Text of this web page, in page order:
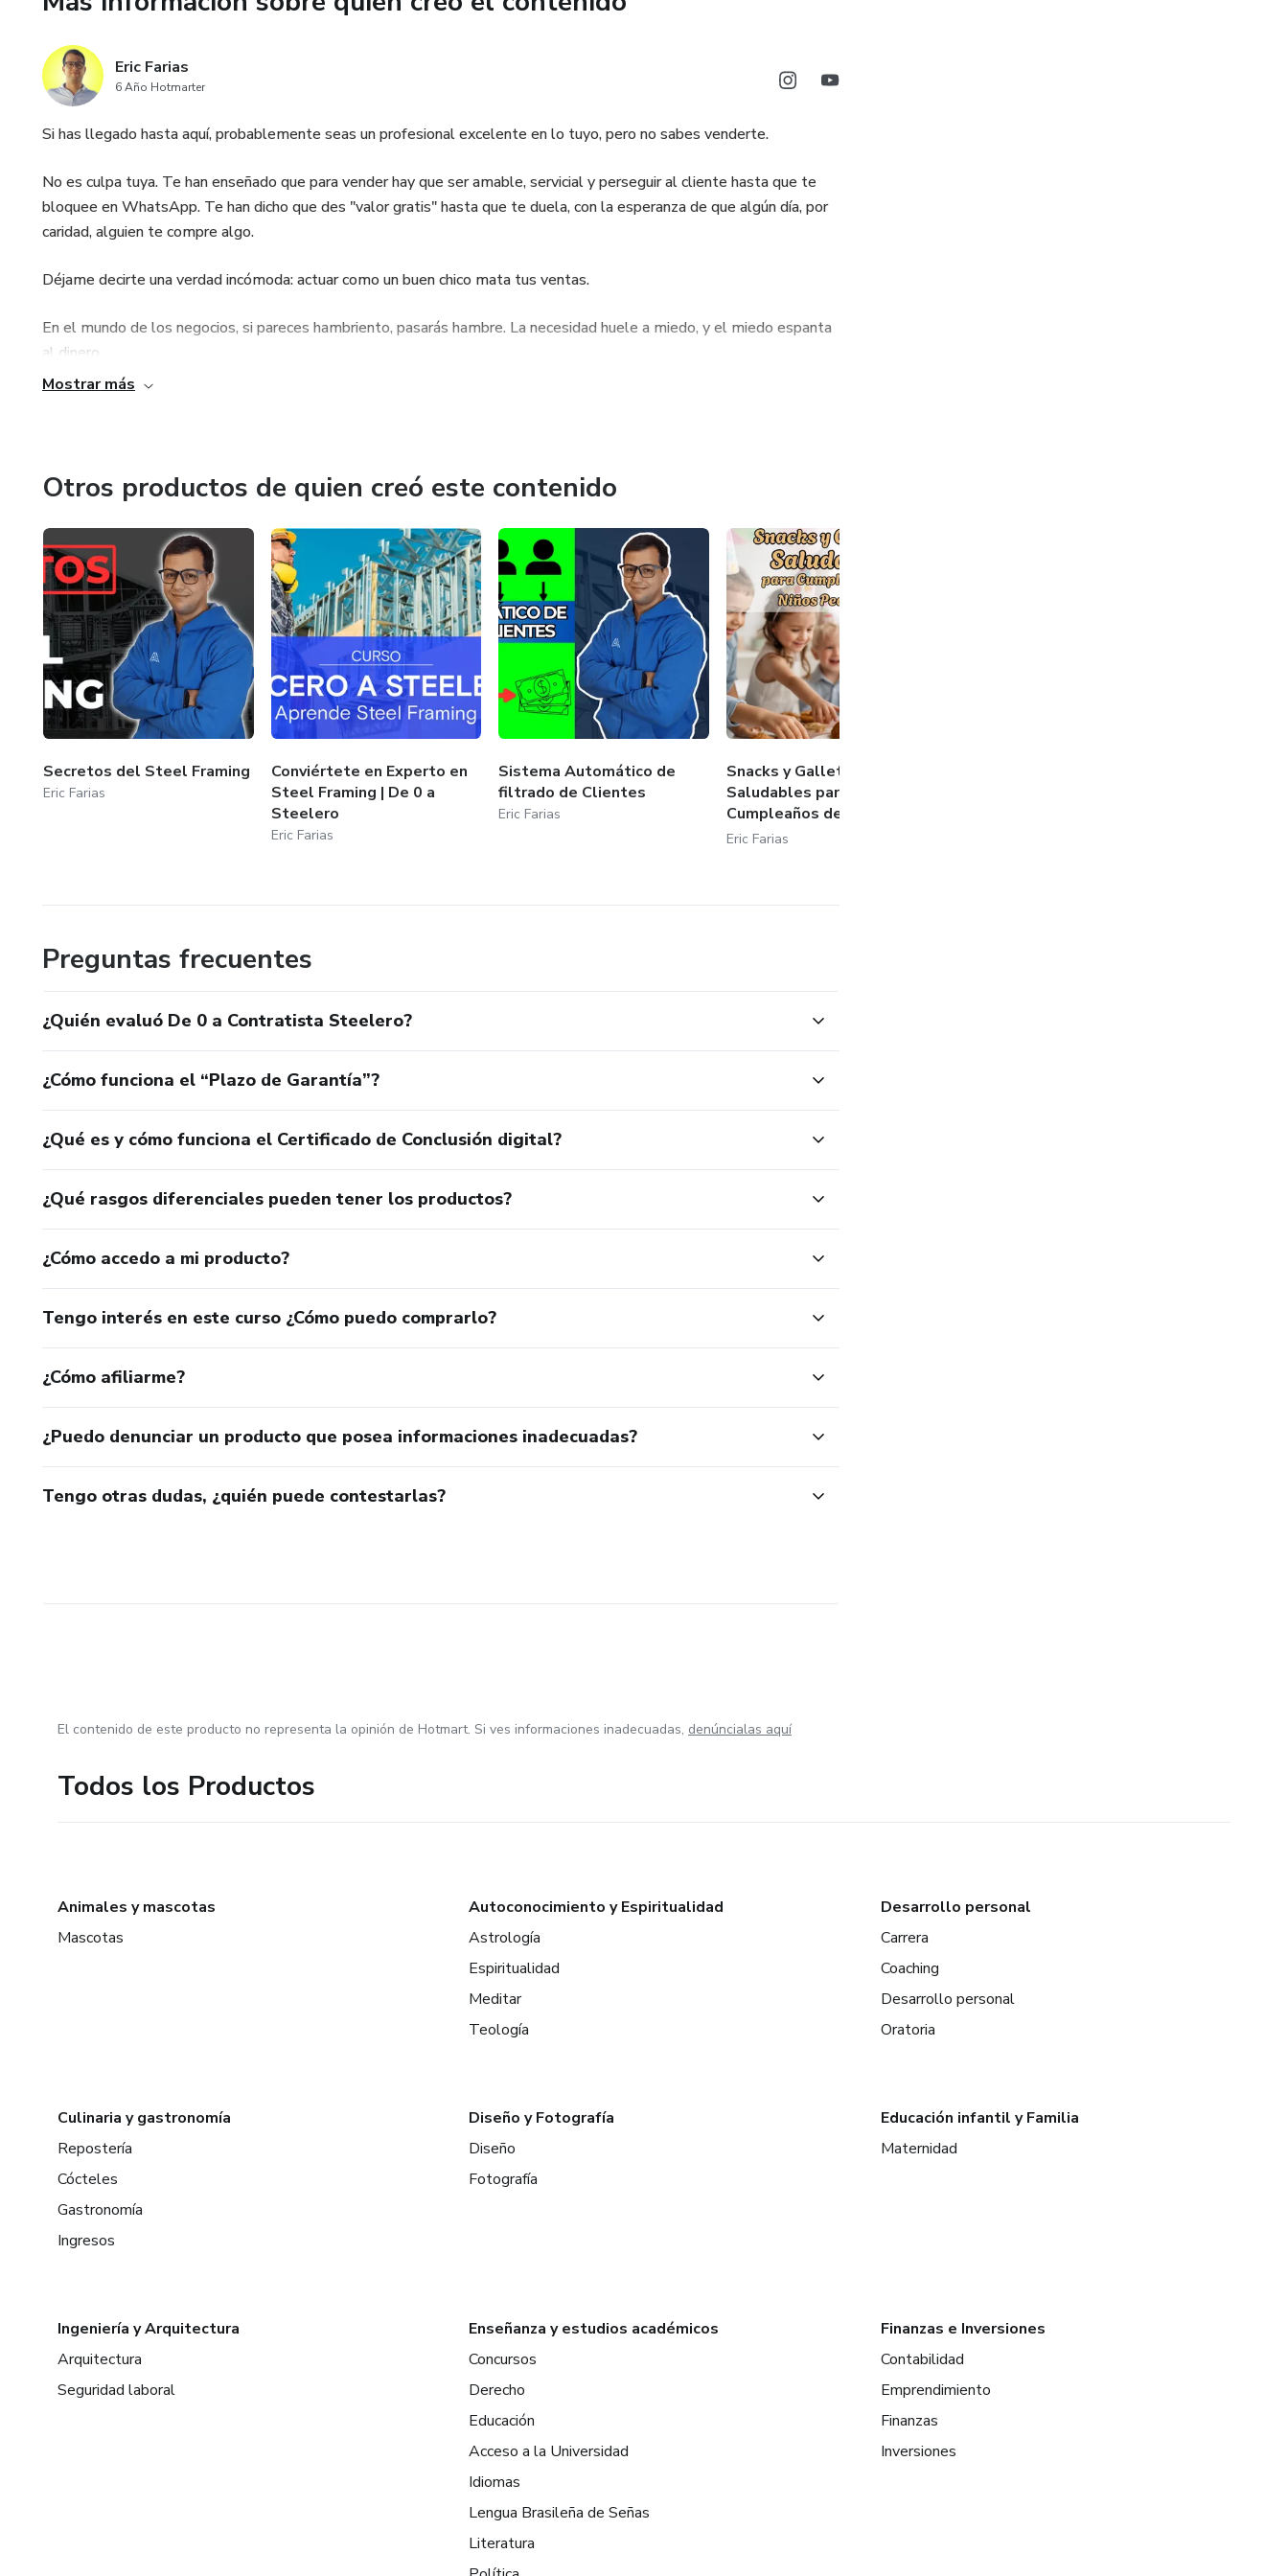
🔹 Ahorrar tiempo y mejorar la calidad de tus proyectos
elimina las dudas y el miedo a no obtener resultados, como tu primer cliente, garantizando
dar el salto!
Eric Farias
6 Año Hotmarter
Si has llegado hasta aquí, probablemente seas un profesional excelente en lo tuyo, pero no sabes venderte.
No es culpa tuya. Te han enseñado que para vender hay que ser amable, servicial y perseguir al cliente hasta que te
bloquee en WhatsApp. Te han dicho que des "valor gratis" hasta que te duela, con la esperanza de que algún día, por
caridad, alguien te compre algo.
Déjame decirte una verdad incómoda: actuar como un buen chico mata tus ventas.
En el mundo de los negocios, si pareces hambriento, pasarás hambre. La necesidad huele a miedo, y el miedo espanta
al dinero.
Mostrar más
Otros productos de quien creó este contenido
Secretos del Steel Framing
Eric Farias
Conviértete en Experto en
Steel Framing | De 0 a
Steelero
Eric Farias
Sistema Automático de
filtrado de Clientes
Eric Farias
Snacks y Galletas
Saludables para
Cumpleaños de Niños
Pequeñ...
Eric Farias
Preguntas frecuentes
¿Quién evaluó De 0 a Contratista Steelero?
¿Cómo funciona el “Plazo de Garantía”?
¿Qué es y cómo funciona el Certificado de Conclusión digital?
¿Qué rasgos diferenciales pueden tener los productos?
¿Cómo accedo a mi producto?
Tengo interés en este curso ¿Cómo puedo comprarlo?
¿Cómo afiliarme?
¿Puedo denunciar un producto que posea informaciones inadecuadas?
Tengo otras dudas, ¿quién puede contestarlas?
El contenido de este producto no representa la opinión de Hotmart. Si ves informaciones inadecuadas, denúncialas aquí
Todos los Productos
Animales y mascotas
Mascotas
Autoconocimiento y Espiritualidad
Astrología
Espiritualidad
Meditar
Teología
Desarrollo personal
Carrera
Coaching
Desarrollo personal
Oratoria
Culinaria y gastronomía
Repostería
Cócteles
Gastronomía
Ingresos
Diseño y Fotografía
Diseño
Fotografía
Educación infantil y Familia
Maternidad
Ingeniería y Arquitectura
Arquitectura
Seguridad laboral
Enseñanza y estudios académicos
Concursos
Derecho
Educación
Acceso a la Universidad
Idiomas
Lengua Brasileña de Señas
Literatura
Finanzas e Inversiones
Contabilidad
Emprendimiento
Finanzas
Inversiones